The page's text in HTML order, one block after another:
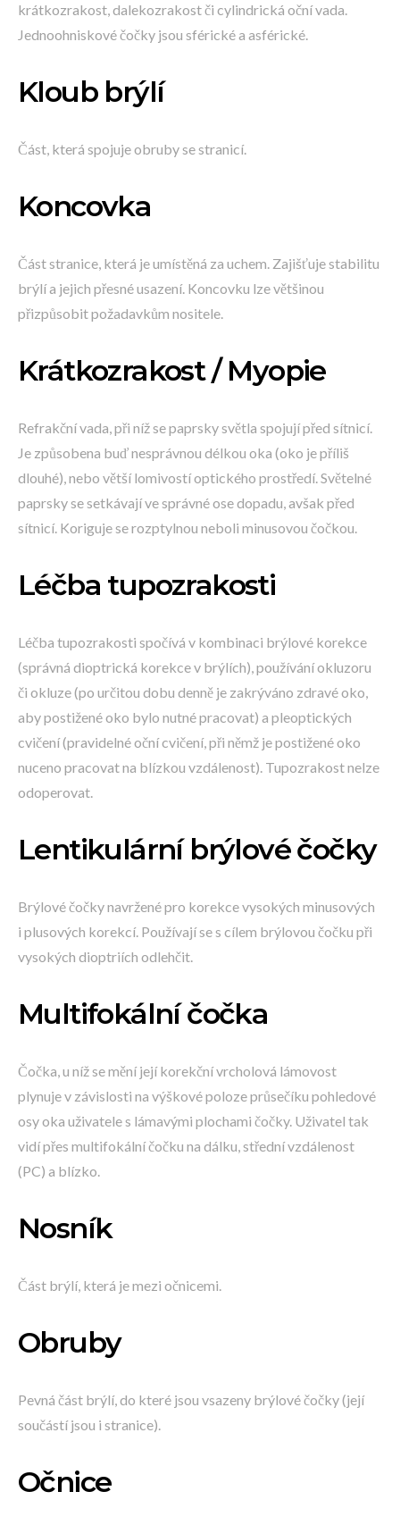
krátkozrakost, dalekozrakost či cylindrická oční vada.
Jednoohniskové čočky jsou sférické a asférické.
Kloub brýlí
Část, která spojuje obruby se stranicí.
Koncovka
Část stranice, která je umístěná za uchem. Zajišťuje stabilitu
brýlí a jejich přesné usazení. Koncovku lze většinou
přizpůsobit požadavkům nositele.
Krátkozrakost / Myopie
Refrakční vada, při níž se paprsky světla spojují před sítnicí.
Je způsobena buď nesprávnou délkou oka (oko je příliš
dlouhé), nebo větší lomivostí optického prostředí. Světelné
paprsky se setkávají ve správné ose dopadu, avšak před
sítnicí. Koriguje se rozptylnou neboli minusovou čočkou.
Léčba tupozrakosti
Léčba tupozrakosti spočívá v kombinaci brýlové korekce
(správná dioptrická korekce v brýlích), používání okluzoru
či okluze (po určitou dobu denně je zakrýváno zdravé oko,
aby postižené oko bylo nutné pracovat) a pleoptických
cvičení (pravidelné oční cvičení, při němž je postižené oko
nuceno pracovat na blízkou vzdálenost). Tupozrakost nelze
odoperovat.
Lentikulární brýlové čočky
Brýlové čočky navržené pro korekce vysokých minusových
i plusových korekcí. Používají se s cílem brýlovou čočku při
vysokých dioptriích odlehčit.
Multifokální čočka
Čočka, u níž se mění její korekční vrcholová lámovost
plynuje v závislosti na výškové poloze průsečíku pohledové
osy oka uživatele s lámavými plochami čočky. Uživatel tak
vidí přes multifokální čočku na dálku, střední vzdálenost
(PC) a blízko.
Nosník
Část brýlí, která je mezi očnicemi.
Obruby
Pevná část brýlí, do které jsou vsazeny brýlové čočky (její
součástí jsou i stranice).
Očnice